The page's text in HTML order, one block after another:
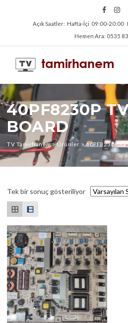
Açık Saatler: Hafta‑İçi 09:00‑20:00
Hemen Ara: 0535
40PF8230P
BOARD
TV Tamirhanem>Ürünler >40PF8230P TV
Tek bir sonuç gösteriliyor